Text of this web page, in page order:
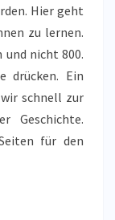
Hier geht
zu lernen.
nicht 800.
drücken. Ein
schnell zur
Geschichte.
für den